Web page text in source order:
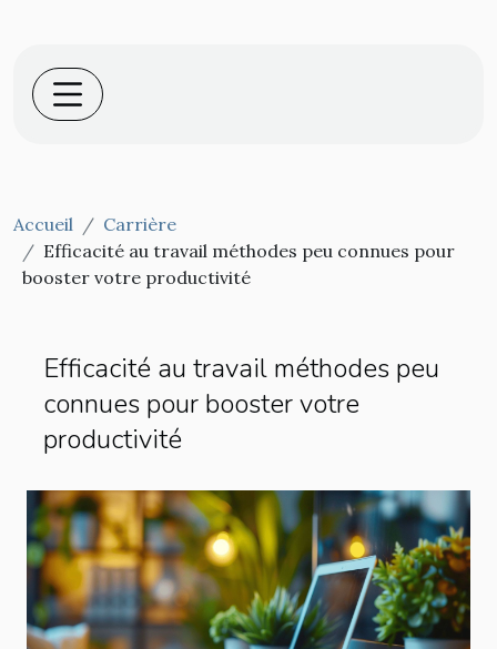
Accueil
Carrière
Efficacité au travail méthodes peu connues pour
booster votre productivité
Efficacité au travail méthodes peu
connues pour booster votre
productivité